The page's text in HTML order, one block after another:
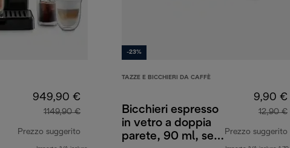
949,90 €
1149,90 €
Prezzo suggerito
-23%
TAZZE E BICCHIERI DA CAFFÈ
Bicchieri espresso
in vetro a doppia
parete, 90 ml, set
9,90 €
12,90 €
Prezzo suggerito